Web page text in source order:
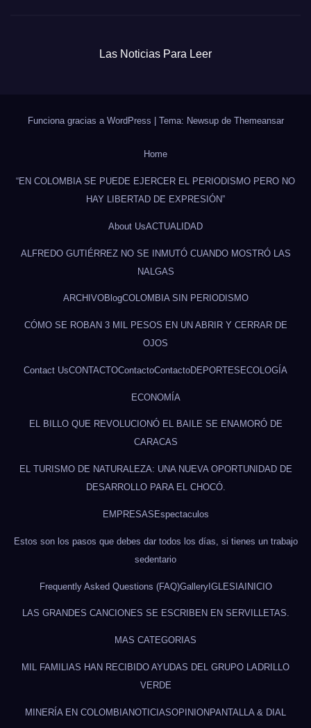
Las Noticias Para Leer
Funciona gracias a WordPress Tema: Newsup de Themeansar
Home
“EN COLOMBIA SE PUEDE EJERCER EL PERIODISMO PERO NO
HAY LIBERTAD DE EXPRESIÓN”
About UsACTUALIDAD
ALFREDO GUTIÉRREZ NO SE INMUTÓ CUANDO MOSTRÓ LAS
NALGAS
ARCHIVOBlogCOLOMBIA SIN PERIODISMO
CÓMO SE ROBAN 3 MIL PESOS EN UN ABRIR Y CERRAR DE
OJOS
Contact UsCONTACTOContactoContactoDEPORTES ECOLOGÍA
ECONOMÍA
EL BILLO QUE REVOLUCIONÓ EL BAILE SE ENAMORÓ DE
CARACAS
EL TURISMO DE NATURALEZA: UNA NUEVA OPORTUNIDAD DE
DESARROLLO PARA EL CHOCÓ.
EMPRESAS Espectaculos
Estos son los pasos que debes dar todos los días, si tienes un trabajo
sedentario
Frequently Asked Questions (FAQ)GalleryIGLESIAINICIO
LAS GRANDES CANCIONES SE ESCRIBEN EN SERVILLETAS.
MAS CATEGORIAS
MIL FAMILIAS HAN RECIBIDO AYUDAS DEL GRUPO LADRILLO
VERDE
MINERÍA EN COLOMBIANOTICIASOPINIONPANTALLA & DIAL